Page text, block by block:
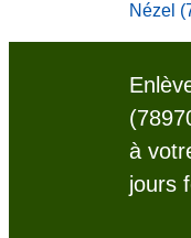
Nézel
à
jours